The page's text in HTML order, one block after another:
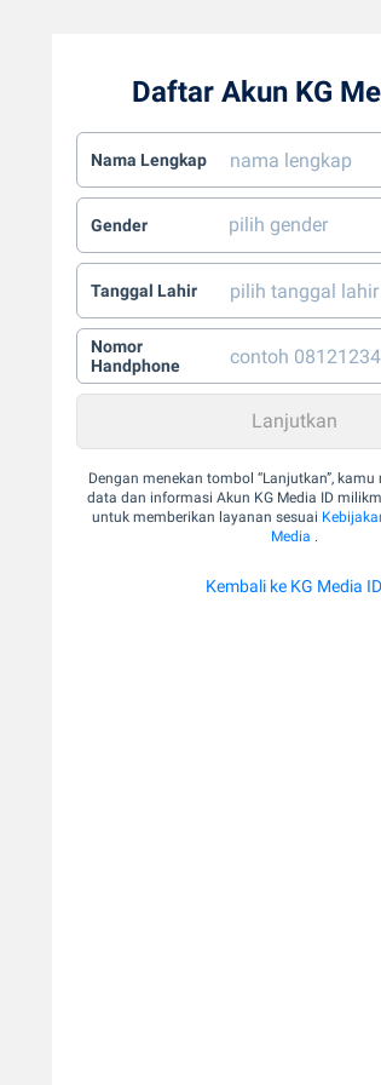
Daftar Akun KG
Nama Lengkap
Gender
Tanggal Lahir
Nomor
Handphone
Dengan menekan tombol “Lanjutkan”,
data dan informasi Akun KG Media ID
untuk memberikan layanan sesuai
Media .
Kembali ke KG Media ID